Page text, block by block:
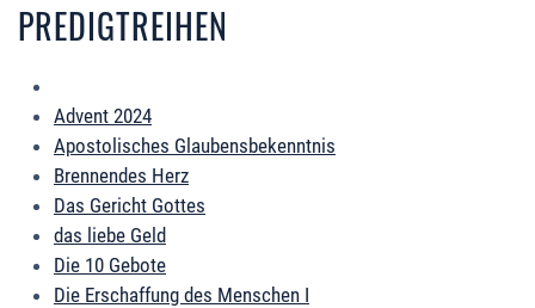
PREDIGTREIHEN
Advent 2024
Apostolisches Glaubensbekenntnis
Brennendes Herz
Das Gericht Gottes
das liebe Geld
Die 10 Gebote
Die Erschaffung des Menschen I